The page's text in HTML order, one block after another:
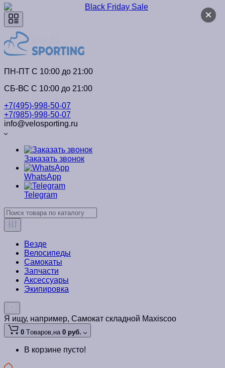
×
ПН-ПТ C 10:00 до 21:00
СБ-ВС С 10:00 до 21:00
+7(495)-998-50-07
+7(985)-998-50-07
info@velosporting.ru
Заказать звонок
WhatsApp
Telegram
Везде
Велосипеды
Самокаты
Запчасти
Аксессуары
Экипировка
Я ищу, например, Самокат складной Maxiscoo
0 Tоваров,на 0 руб.
В корзине пусто!